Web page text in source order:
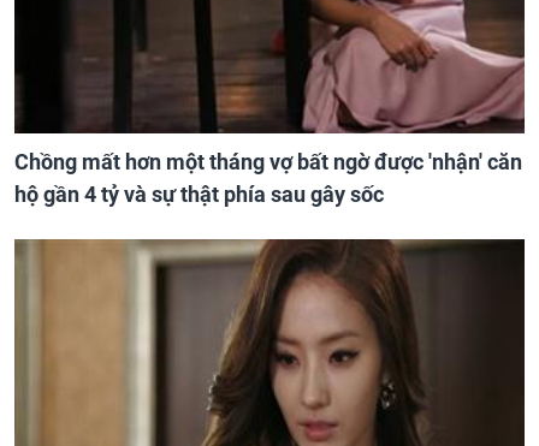
Chồng mất hơn một tháng vợ bất ngờ được 'nhận' căn
hộ gần 4 tỷ và sự thật phía sau gây sốc